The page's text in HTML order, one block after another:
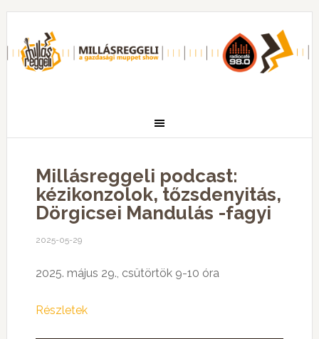
Millásreggeli podcast:
kézikonzolok, tőzsdenyitás,
Dörgicsei Mandulás -fagyi
2025-05-29
2025. május 29., csütörtök 9-10 óra
Részletek